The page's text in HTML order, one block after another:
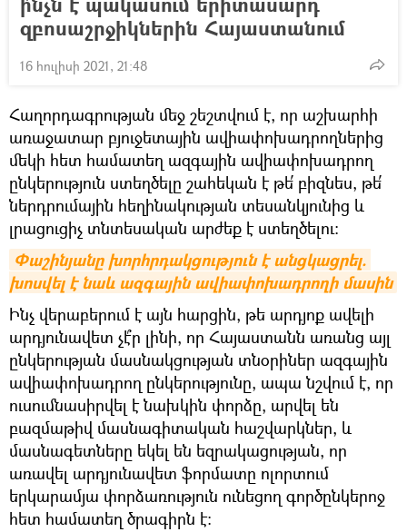
զբոսաշրջիկներին Հայաստանում
16 հուլիսի 2021, 21:48
Հաղորդագրության մեջ շեշտվում է, որ աշխարհի
առաջատար բյուջետային ավիափոխադրողներից
մեկի հետ համատեղ ազգային ավիափոխադրող
ընկերություն ստեղծելը շահեկան է թե՛ բիզնես, թե՛
ներդրումային հեղինակության տեսանկյունից և
լրացուցիչ տնտեսական արժեք է ստեղծելու։
Փաշինյանը խորհրդակցություն է անցկացրել.
խոսվել է նաև ազգային ավիափոխադրողի մասին
Ինչ վերաբերում է այն հարցին, թե արդյոք ավելի
արդյունավետ չէ՞ր լինի, որ Հայաստանն առանց այլ
ընկերության մասնակցության տնօրիներ ազգային
ավիափոխադրող ընկերությունը, ապա նշվում է, որ
ուսումնասիրվել է նախկին փորձը, արվել են
բազմաթիվ մասնագիտական հաշվարկներ, և
մասնագետները եկել են եզրակացության, որ
առավել արդյունավետ ֆորմատը ոլորտում
երկարամյա փորձառություն ունեցող գործընկերոջ
հետ համատեղ ծրագիրն է։